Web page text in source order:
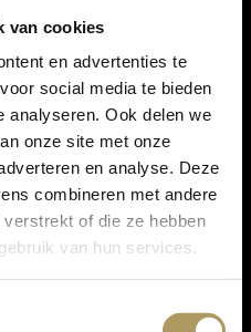
van cookies
en advertenties te
social media te bieden
analyseren. Ook delen we
onze site met onze
en analyse. Deze
combineren met andere
of die ze hebben
van hun services.